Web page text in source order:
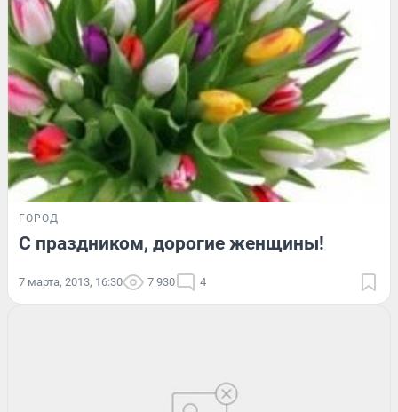
ГОРОД
С праздником, дорогие женщины!
7 марта, 2013, 16:30 7 930 4